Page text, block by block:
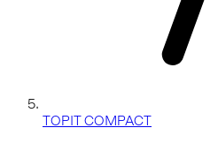
TOPIT COMPACT